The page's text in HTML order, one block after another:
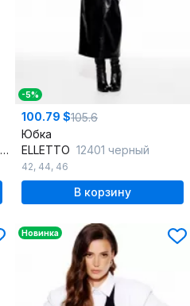
-5%
100.79 $105.6
Юбка
ELLETTO 12401 черный
42, 44, 46
В корзину
Новинка